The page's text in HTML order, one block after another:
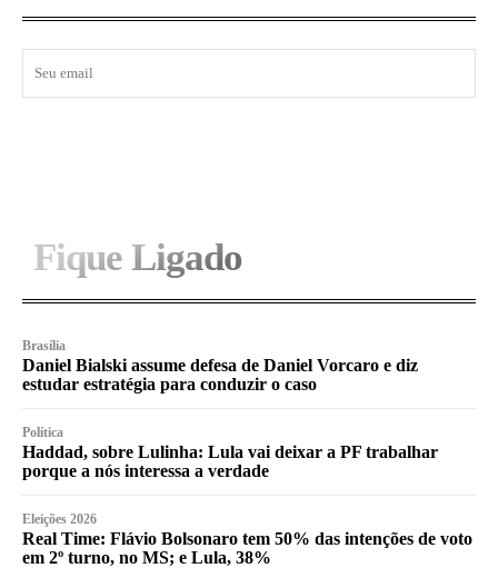
Fique Ligado
Brasília
Daniel Bialski assume defesa de Daniel Vorcaro e diz
estudar estratégia para conduzir o caso
Política
Haddad, sobre Lulinha: Lula vai deixar a PF trabalhar
porque a nós interessa a verdade
Eleições 2026
Real Time: Flávio Bolsonaro tem 50% das intenções de voto
em 2º turno, no MS; e Lula, 38%